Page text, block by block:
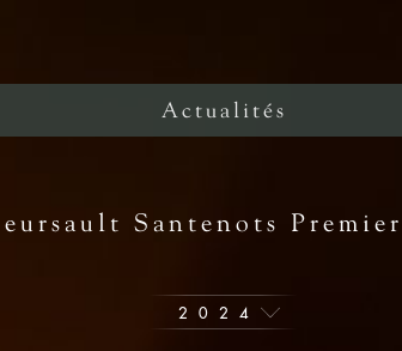
Actualités
Santenots
2024